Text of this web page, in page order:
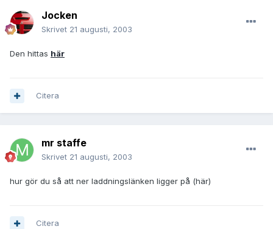
Jocken
Skrivet 21 augusti, 2003
Den hittas här
Citera
mr staffe
Skrivet 21 augusti, 2003
hur gör du så att ner laddningslänken ligger på (här)
Citera